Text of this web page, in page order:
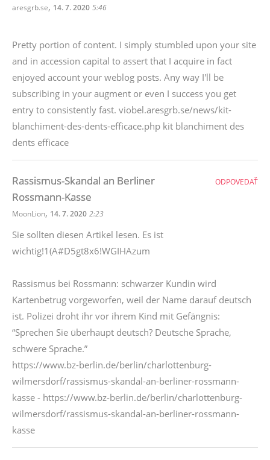
aresgrb.se, 14. 7. 2020 5:46
Pretty portion of content. I simply stumbled upon your site
and in accession capital to assert that I acquire in fact
enjoyed account your weblog posts. Any way I'll be
subscribing in your augment or even I success you get
entry to consistently fast. viobel.aresgrb.se/news/kit-
blanchiment-des-dents-efficace.php kit blanchiment des
dents efficace
Rassismus-Skandal an Berliner
Rossmann-Kasse
MoonLion, 14. 7. 2020 2:23
Sie sollten diesen Artikel lesen. Es ist
wichtig!1(A#D5gt8x6!WGIHAzum
Rassismus bei Rossmann: schwarzer Kundin wird
Kartenbetrug vorgeworfen, weil der Name darauf deutsch
ist. Polizei droht ihr vor ihrem Kind mit Gefängnis:
“Sprechen Sie überhaupt deutsch? Deutsche Sprache,
schwere Sprache.”
https://www.bz-berlin.de/berlin/charlottenburg-
wilmersdorf/rassismus-skandal-an-berliner-rossmann-
kasse - https://www.bz-berlin.de/berlin/charlottenburg-
wilmersdorf/rassismus-skandal-an-berliner-rossmann-
kasse
ODPOVEDAŤ